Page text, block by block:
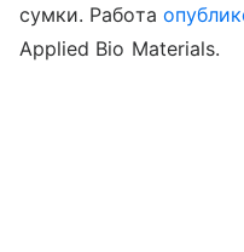
сумки. Работа
Applied Bio Materials.